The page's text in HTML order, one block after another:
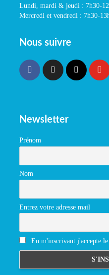
Lundi, mardi & jeudi : 7h30-
Mercredi et vendredi : 7h30-
Nous suivre
Newsletter
Prénom
Nom
Entrez votre adresse mail
En m'inscrivant j'accepte